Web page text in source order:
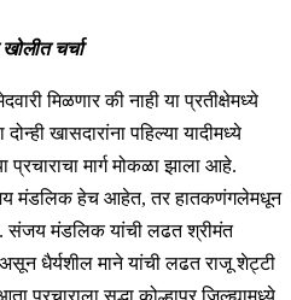
चर्चा
मिळणार की नाही या प्रतीक्षेमध्ये
खासदारांना पहिल्या यादीमध्ये
प्रचाराचा मार्ग मोकळा झाला आहे.
मंडलिक हेच आहेत, तर हातकणंगलेमधून
संजय मंडलिक यांची लढत श्रीमंत
असून धैर्यशील माने यांची लढत राजू शेट्टी
प्रचाराला सुद्धा कोल्हापूर जिल्ह्यामध्ये